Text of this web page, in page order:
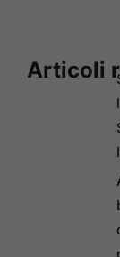
Articoli